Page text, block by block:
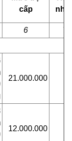
cấp
6
7
21.000.000
12.000.000